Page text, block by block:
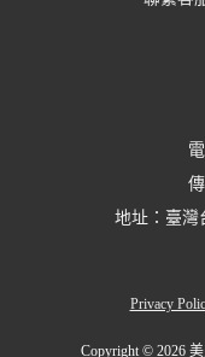
地址：臺灣
Privacy
Copyright © 2026